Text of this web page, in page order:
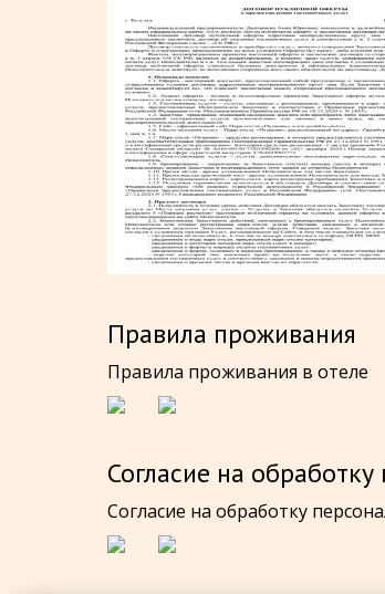
Правила проживания
Правила проживания в отеле
Согласие на
Согласие на обработку